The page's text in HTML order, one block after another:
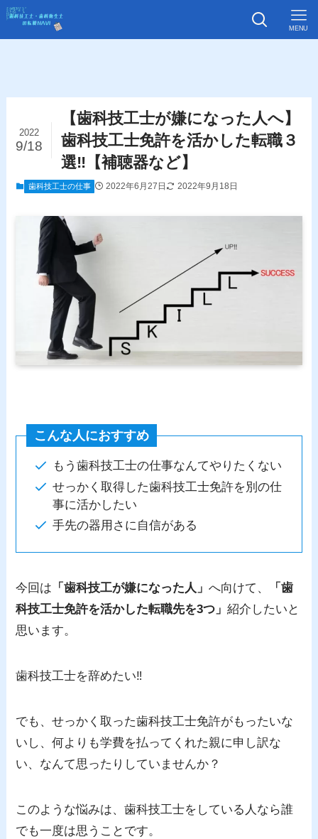
MENU
【歯科技工士が嫌になった人へ】
歯科技工士免許を活かした転職３
選‼【補聴器など】
2022
9/18
歯科技工士の仕事 2022年6月27日 2022年9月18日
こんな人におすすめ
もう歯科技工士の仕事なんてやりたくない
せっかく取得した歯科技工士免許を別の仕
事に活かしたい
手先の器用さに自信がある
今回は 「歯科技工が嫌になった人」へ向けて、
「歯
科技工士免許を活かした転職先を3つ」紹介したいと
思います。
歯科技工士を辞めたい‼
でも、せっかく取った歯科技工士免許がもったいな
いし、何よりも学費を払ってくれた親に申し訳な
い、なんて思ったりしていませんか？
このような悩みは、歯科技工士をしている人なら誰
でも一度は思うことです。